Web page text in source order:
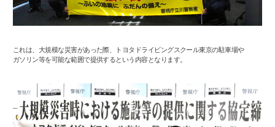
これは、大規模な災害があった際、トヨタドライビングスクール東京の駐車場や
ガソリン等を可能な範囲で提供するという内容となります。